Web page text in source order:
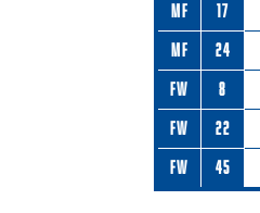
MF 17
MF 24
FW 8
FW 22
FW 45